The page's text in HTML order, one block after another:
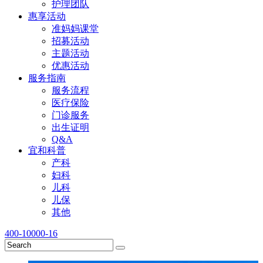
护理团队
惠享活动
准妈妈课堂
招募活动
主题活动
优惠活动
服务指南
服务流程
医疗保险
门诊服务
出生证明
Q&A
宜和科普
产科
妇科
儿科
儿保
其他
400-10000-16